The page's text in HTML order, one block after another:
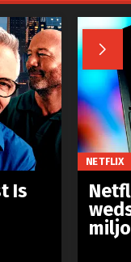

Is
NETFLIX